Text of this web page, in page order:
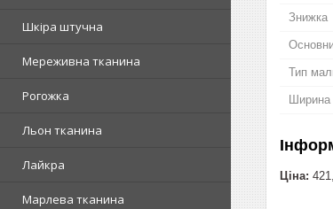
Шкіра штучна
Мереживна тканина
Рогожка
Льон тканина
Лайкра
Марлева тканина
Знижка
Тип
Ціна: